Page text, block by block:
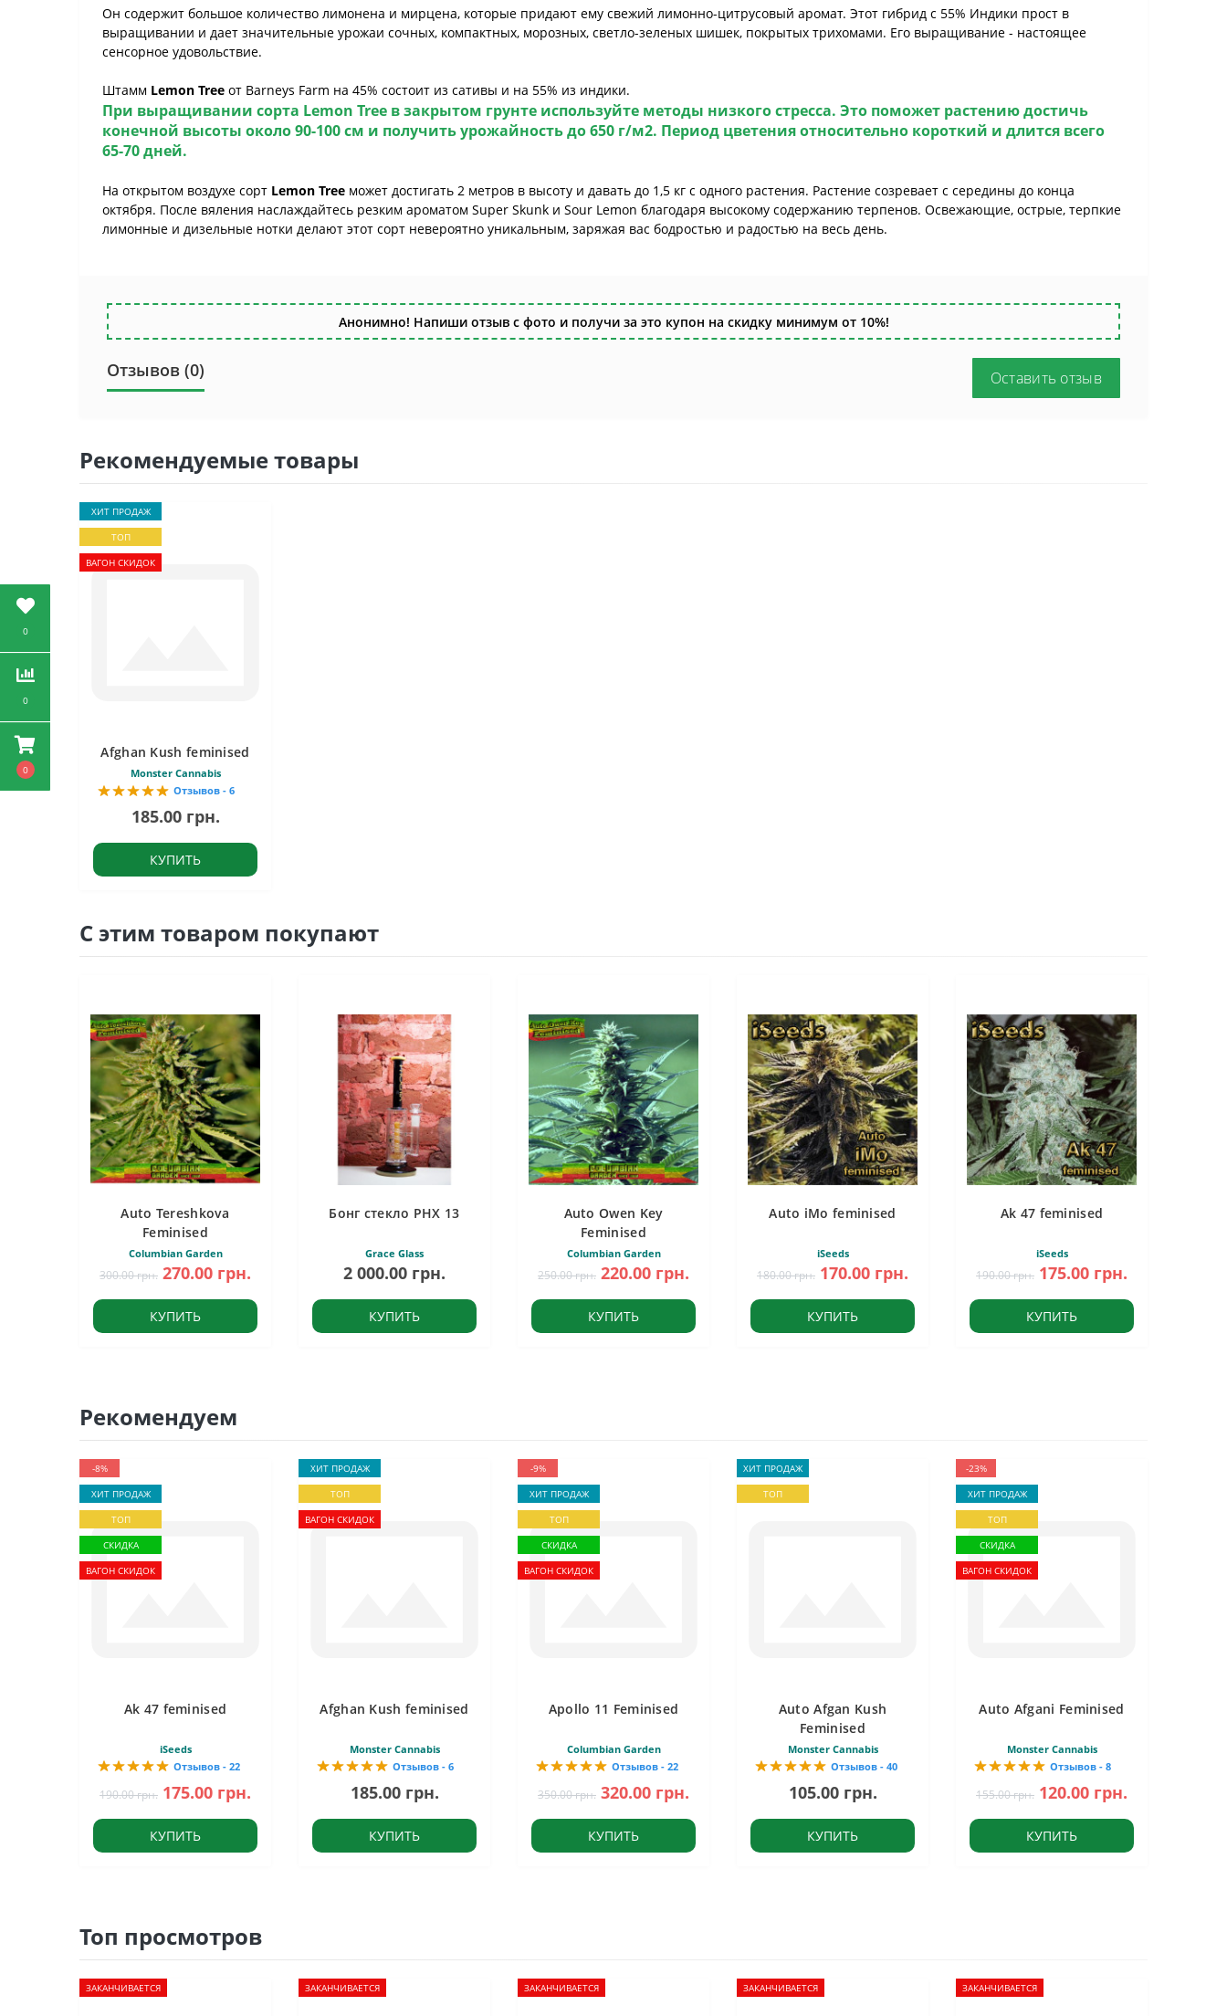
0
0
0
Он содержит большое количество лимонена и мирцена, которые придают ему свежий лимонно-цитрусовый аромат. Этот гибрид с 55% Индики прост в
выращивании и дает значительные урожаи сочных, компактных, морозных, светло-зеленых шишек, покрытых трихомами. Его выращивание - настоящее
сенсорное удовольствие.
Штамм Lemon Tree от Barneys Farm на 45% состоит из сативы и на 55% из индики.
При выращивании сорта Lemon Tree в закрытом грунте используйте методы низкого стресса. Это поможет растению достичь
конечной высоты около 90-100 см и получить урожайность до 650 г/м2. Период цветения относительно короткий и длится всего
65-70 дней.
На открытом воздухе сорт Lemon Tree может достигать 2 метров в высоту и давать до 1,5 кг с одного растения. Растение созревает с середины до конца
октября. После вяления наслаждайтесь резким ароматом Super Skunk и Sour Lemon благодаря высокому содержанию терпенов. Освежающие, острые, терпкие
лимонные и дизельные нотки делают этот сорт невероятно уникальным, заряжая вас бодростью и радостью на весь день.
Анонимно! Напиши отзыв с фото и получи за это купон на скидку минимум от 10%!
Отзывов (0) Оставить отзыв
Рекомендуемые товары
ХИТ ПРОДАЖ
ТОП
ВАГОН СКИДОК
Afghan Kush feminised
Monster Cannabis
Отзывов - 6
185.00 грн.
КУПИТЬ
С этим товаром покупают
Auto Tereshkova
Feminised
Columbian Garden
300.00 грн. 270.00 грн.
КУПИТЬ
Бонг стекло PHX 13
Grace Glass
2 000.00 грн.
КУПИТЬ
Auto Owen Key
Feminised
Columbian Garden
250.00 грн. 220.00 грн.
КУПИТЬ
Auto iMo feminised
iSeeds
180.00 грн. 170.00 грн.
КУПИТЬ
Ak 47 feminised
iSeeds
190.00 грн. 175.00 грн.
КУПИТЬ
Рекомендуем
-8%
ХИТ ПРОДАЖ
ТОП
СКИДКА
ВАГОН СКИДОК
Ak 47 feminised
iSeeds
Отзывов - 22
190.00 грн. 175.00 грн.
КУПИТЬ
ХИТ ПРОДАЖ
ТОП
ВАГОН СКИДОК
Afghan Kush feminised
Monster Cannabis
Отзывов - 6
185.00 грн.
КУПИТЬ
-9%
ХИТ ПРОДАЖ
ТОП
СКИДКА
ВАГОН СКИДОК
Apollo 11 Feminised
Columbian Garden
Отзывов - 22
350.00 грн. 320.00 грн.
КУПИТЬ
ХИТ ПРОДАЖ
ТОП
Auto Afgan Kush
Feminised
Monster Cannabis
Отзывов - 40
105.00 грн.
КУПИТЬ
-23%
ХИТ ПРОДАЖ
ТОП
СКИДКА
ВАГОН СКИДОК
Auto Afgani Feminised
Monster Cannabis
Отзывов - 8
155.00 грн. 120.00 грн.
КУПИТЬ
Топ просмотров
ЗАКАНЧИВАЕТСЯ ЗАКАНЧИВАЕТСЯ ЗАКАНЧИВАЕТСЯ ЗАКАНЧИВАЕТСЯ ЗАКАНЧИВАЕТСЯ